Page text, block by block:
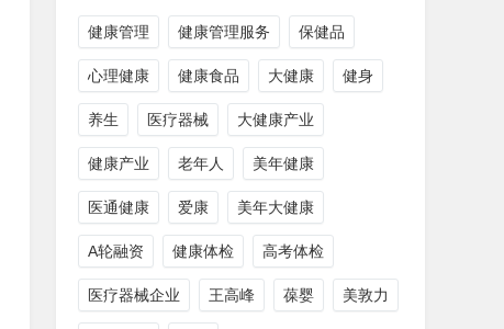
健康管理 健康管理服务 保健品
心理健康 健康食品 大健康 健身
养生 医疗器械 大健康产业
健康产业 老年人 美年健康
医通健康 爱康 美年大健康
A轮融资 健康体检 高考体检
医疗器械企业 王高峰 葆婴 美敦力